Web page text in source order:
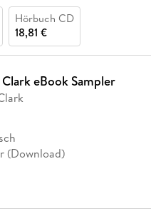
Hörbuch CD
18,81 €
eBook Sampler
(Download)